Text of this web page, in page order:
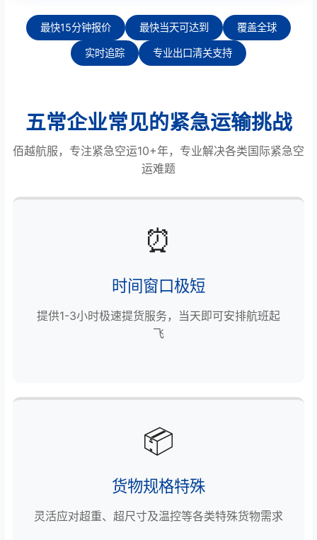
最快15分钟报价 最快当天可达到 覆盖全球
实时追踪 专业出口清关支持
五常企业常见的紧急运输挑战
佰越航服，专注紧急空运10+年，专业解决各类国际紧急空
运难题
⏰
时间窗口极短
提供1-3小时极速提货服务，当天即可安排航班起
飞
📦
货物规格特殊
灵活应对超重、超尺寸及温控等各类特殊货物需求